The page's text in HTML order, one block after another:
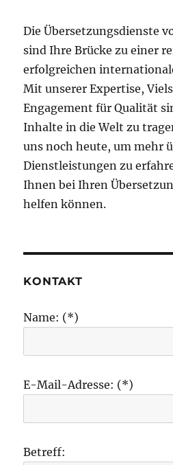
Die Übersetzungsdienste
sind Ihre Brücke zu einer
erfolgreichen
Mit unserer Expertise,
Engagement für Qualität
Inhalte in die Welt zu
uns noch heute, um mehr
Dienstleistungen zu
Ihnen bei Ihren
helfen können.
KONTAKT
Name: (*)
E-Mail-Adresse: (*)
Betreff: